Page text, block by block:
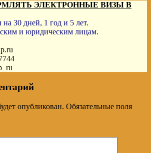
ЭЛЕКТРОННЫЕ ВИЗЫ В
30 дней, 1 год и 5 лет.
и юридическим лицам.
опубликован. Обязательные поля